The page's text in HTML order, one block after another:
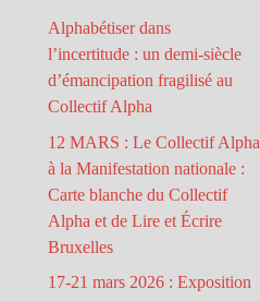
Alphabétiser dans
l’incertitude : un demi-siècle
d’émancipation fragilisé au
Collectif Alpha
12 MARS : Le Collectif Alpha
à la Manifestation nationale :
Carte blanche du Collectif
Alpha et de Lire et Écrire
Bruxelles
17-21 mars 2026 : Exposition